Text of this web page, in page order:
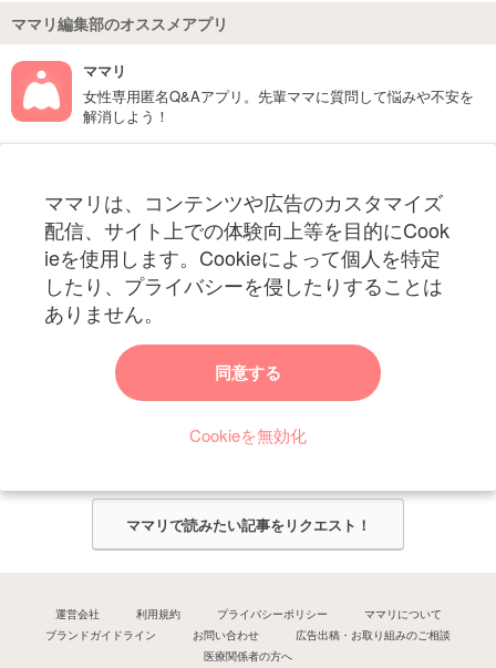
ママリ編集部のオススメアプリ
ママリ
女性専用匿名Q&Aアプリ。先輩ママに質問して悩みや不安を
解消しよう！
ママリは、コンテンツや広告のカスタマイズ
配信、サイト上での体験向上等を目的にCook
ieを使用します。Cookieによって個人を特定
したり、プライバシーを侵したりすることは
ありません。
同意する
Cookieを無効化
妊娠〜子育て中のお役立ち情報を配信中
ママリからのお知らせ
今ママリで読みたい記事は何ですか？
ママリ編集部がみなさんのご意見をもとに記事を作成させていただきま
ママリで読みたい記事をリクエスト！
運営会社 利用規約 プライバシーポリシー
ママリについて
ブランドガイドライン
お問い合わせ
広告出稿・お取り組みのご相談
医療関係者の方へ